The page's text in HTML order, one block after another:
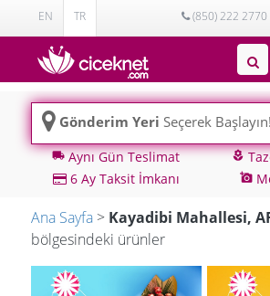
EN TR (850) 222 2770
Gönderim Yeri Seçerek Başlayın!
local_shippingAynı Gün Teslimat local_florist
6 Ay Taksit İmkanı
add_a_photo
Ana Sayfa > Kayadibi Mahallesi,
bölgesindeki ürünler